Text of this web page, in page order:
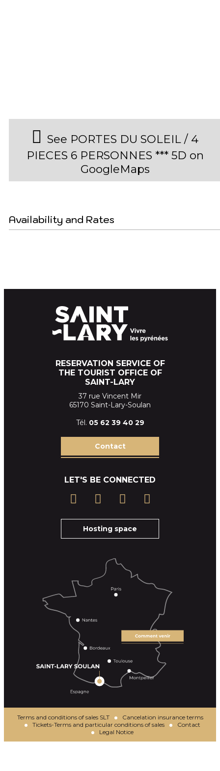
See PORTES DU SOLEIL / 4
PIECES 6 PERSONNES *** 5D on
GoogleMaps
Availability and Rates
RESERVATION SERVICE OF
THE TOURIST OFFICE OF
SAINT-LARY
37 rue Vincent Mir
65170 Saint-Lary-Soulan
Tél. 05 62 39 40 29
Contact
LET'S BE CONNECTED
Hosting space
Terms and conditions of sales SLT
Cancelation insurance terms
Tickets-Terms and particular conditions of sales
Contact
Legal Notice